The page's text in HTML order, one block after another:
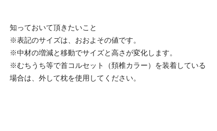
知っておいて頂きたいこと
※表記のサイズは、おおよその値です。
※中材の増減と移動でサイズと高さが変化します。
※むちうち等で首コルセット（頚椎カラー）を装着している
場合は、外して枕を使用してください。